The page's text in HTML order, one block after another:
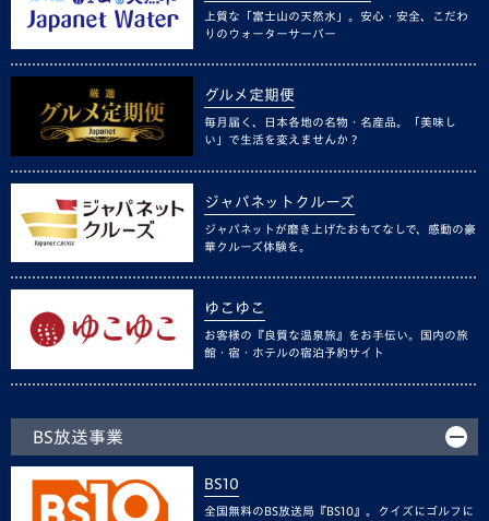
上質な「富士山の天然水」。安心・安全、こだわ
りのウォーターサーバー
グルメ定期便
毎月届く、日本各地の名物・名産品。「美味し
い」で生活を変えませんか？
ジャパネットクルーズ
ジャパネットが磨き上げたおもてなしで、感動の豪
華クルーズ体験を。
ゆこゆこ
お客様の『良質な温泉旅』をお手伝い。国内の旅
館・宿・ホテルの宿泊予約サイト
BS放送事業
BS10
全国無料のBS放送局『BS10』。クイズにゴルフに